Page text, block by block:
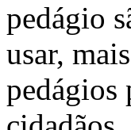
pedágio
usar,
pedágios